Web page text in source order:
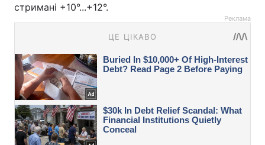
стримані +10°...+12°.
Реклама